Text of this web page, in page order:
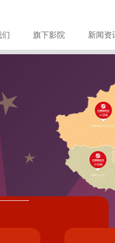
们 旗下影院 新闻
的严正声明
影票并承诺奖励、实施诈骗行为，